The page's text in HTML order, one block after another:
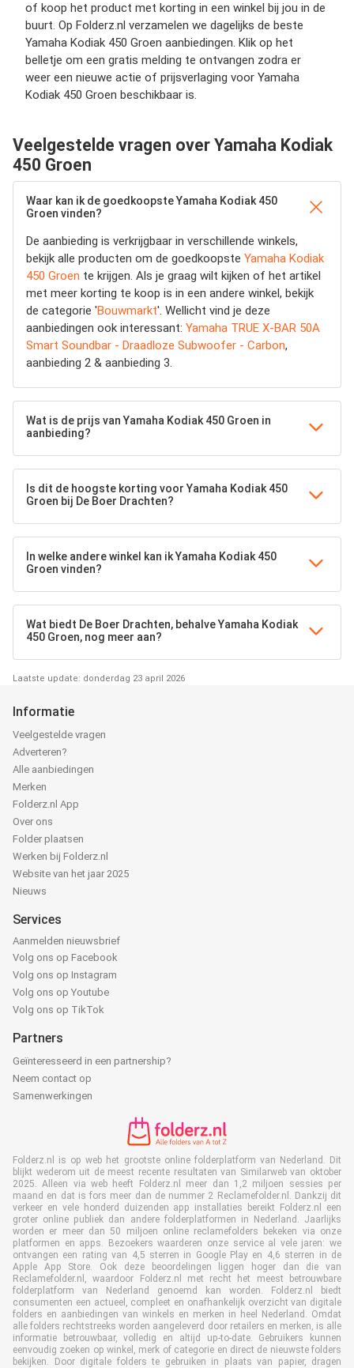
of koop het product met korting in een winkel bij jou in de
buurt. Op Folderz.nl verzamelen we dagelijks de beste
Yamaha Kodiak 450 Groen aanbiedingen. Klik op het
belletje om een gratis melding te ontvangen zodra er
weer een nieuwe actie of prijsverlaging voor Yamaha
Kodiak 450 Groen beschikbaar is.
Veelgestelde vragen over Yamaha Kodiak
450 Groen
Waar kan ik de goedkoopste Yamaha Kodiak 450
Groen vinden?
De aanbieding is verkrijgbaar in verschillende winkels,
bekijk alle producten om de goedkoopste Yamaha Kodiak
450 Groen te krijgen. Als je graag wilt kijken of het artikel
met meer korting te koop is in een andere winkel, bekijk
de categorie 'Bouwmarkt'. Wellicht vind je deze
aanbiedingen ook interessant: Yamaha TRUE X-BAR 50A
Smart Soundbar - Draadloze Subwoofer - Carbon,
aanbieding 2 & aanbieding 3.
Wat is de prijs van Yamaha Kodiak 450 Groen in
aanbieding?
Is dit de hoogste korting voor Yamaha Kodiak 450
Groen bij De Boer Drachten?
In welke andere winkel kan ik Yamaha Kodiak 450
Groen vinden?
Wat biedt De Boer Drachten, behalve Yamaha Kodiak
450 Groen, nog meer aan?
Laatste update: donderdag 23 april 2026
Informatie
Veelgestelde vragen
Adverteren?
Alle aanbiedingen
Merken
Folderz.nl App
Over ons
Folder plaatsen
Werken bij Folderz.nl
Website van het jaar 2025
Nieuws
Services
Aanmelden nieuwsbrief
Volg ons op Facebook
Volg ons op Instagram
Volg ons op Youtube
Volg ons op TikTok
Partners
Geïnteresseerd in een partnership?
Neem contact op
Samenwerkingen
Folderz.nl is op web het grootste online folderplatform van Nederland. Dit
blijkt wederom uit de meest recente resultaten van Similarweb van oktober
2025. Alleen via web heeft Folderz.nl meer dan 1,2 miljoen sessies per
maand en dat is fors meer dan de nummer 2 Reclamefolder.nl. Dankzij dit
verkeer en vele honderd duizenden app installaties bereikt Folderz.nl een
groter online publiek dan andere folderplatformen in Nederland. Jaarlijks
worden er meer dan 50 miljoen online reclamefolders bekeken via onze
platformen en apps. Bezoekers waarderen onze service al vele jaren: we
ontvangen een rating van 4,5 sterren in Google Play en 4,6 sterren in de
Apple App Store. Ook deze beoordelingen liggen hoger dan die van
Reclamefolder.nl, waardoor Folderz.nl met recht het meest betrouwbare
folderplatform van Nederland genoemd kan worden. Folderz.nl biedt
consumenten een actueel, compleet en onafhankelijk overzicht van digitale
folders en aanbiedingen van winkels en merken in heel Nederland. Omdat
alle folders rechtstreeks worden aangeleverd door retailers en merken, is alle
informatie betrouwbaar, volledig en altijd up-to-date. Gebruikers kunnen
eenvoudig zoeken op winkel, merk of categorie en direct de nieuwste folders
bekijken. Door digitale folders te gebruiken in plaats van papier, dragen